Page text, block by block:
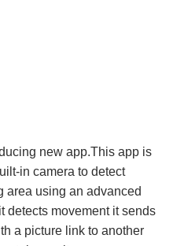
new app.This app is
in camera to detect
area using an advanced
detects movement it sends
a picture link to another